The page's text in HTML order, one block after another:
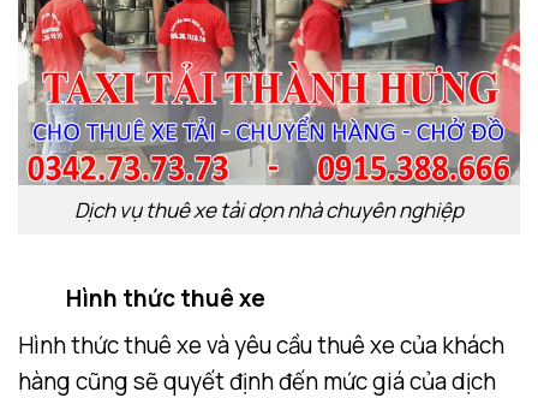
Dịch vụ thuê xe tải dọn nhà chuyên nghiệp
Hình thức thuê xe
Hình thức thuê xe và yêu cầu thuê xe của khách
hàng cũng sẽ quyết định đến mức giá của dịch